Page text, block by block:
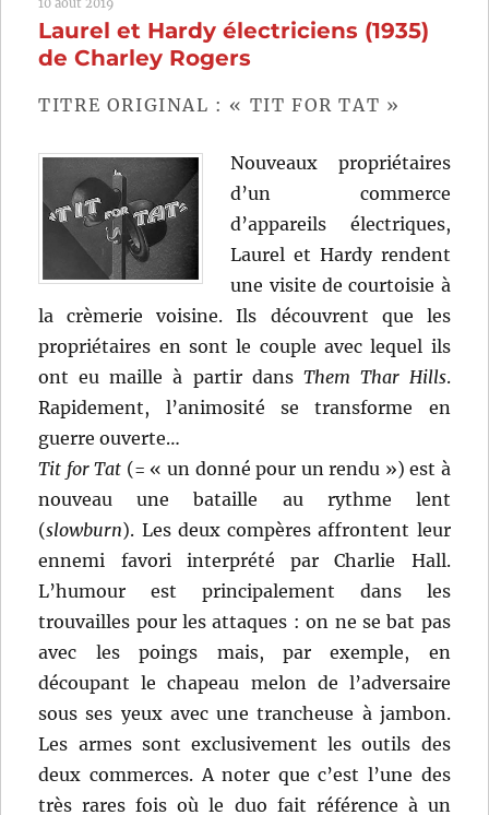
de
Alfonso
Gomez-
Rejon
Laurel et Hardy électriciens (1935)
de Charley Rogers
TITRE ORIGINAL : « TIT FOR TAT »
Nouveaux propriétaires
d’un commerce
d’appareils électriques,
Laurel et Hardy rendent
une visite de courtoisie à
la crèmerie voisine. Ils découvrent que les
propriétaires en sont le couple avec lequel ils
ont eu maille à partir dans Them Thar Hills.
Rapidement, l’animosité se transforme en
guerre ouverte…
Tit for Tat (= « un donné pour un rendu ») est à
nouveau une bataille au rythme lent
(slowburn). Les deux compères affrontent leur
ennemi favori interprété par Charlie Hall.
L’humour est principalement dans les
trouvailles pour les attaques : on ne se bat pas
avec les poings mais, par exemple, en
découpant le chapeau melon de l’adversaire
sous ses yeux avec une trancheuse à jambon.
Les armes sont exclusivement les outils des
deux commerces. A noter que c’est l’une des
très rares fois où le duo fait référence à un